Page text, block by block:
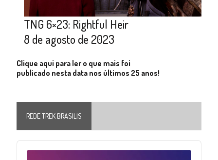
TNG 6×23: Rightful Heir
8 de agosto de 2023
Clique aqui para ler o que mais foi
publicado nesta data nos últimos 25 anos!
REDE TREK BRASILIS
Audio
Player